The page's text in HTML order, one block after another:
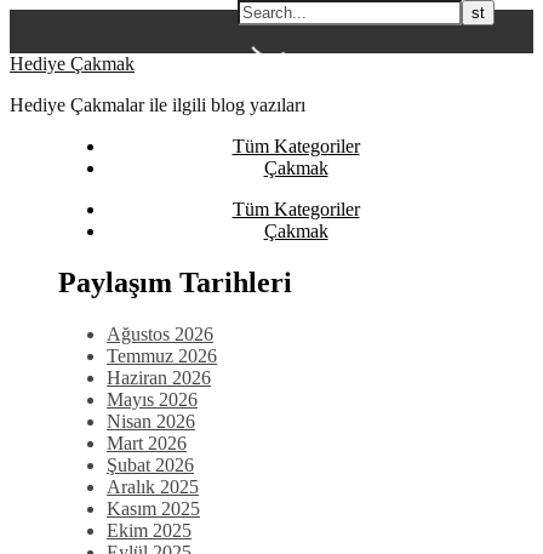
Skip
content
Hediye Çakmak
Hediye Çakmalar ile ilgili blog yazıları
Tüm Kategoriler
Çakmak
Tüm Kategoriler
Çakmak
Paylaşım Tarihleri
Ağustos 2026
Temmuz 2026
Haziran 2026
Mayıs 2026
Nisan 2026
Mart 2026
Şubat 2026
Aralık 2025
Kasım 2025
Ekim 2025